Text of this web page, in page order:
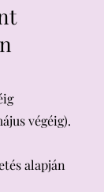
végéig).
alapján